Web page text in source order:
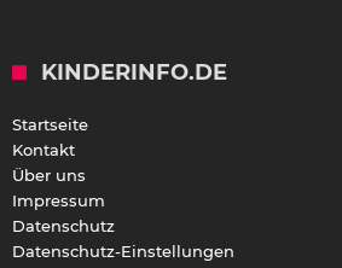
KINDERINFO.DE
Startseite
Kontakt
Über uns
Impressum
Datenschutz
Datenschutz-Einstellungen